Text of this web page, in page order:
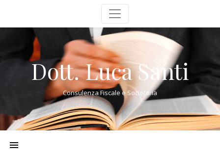
Dott. Luca Santi
Consulenza Fiscale e Societaria